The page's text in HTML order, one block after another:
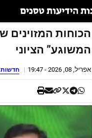
הכוחות המזוינים
המשוגע” הציוני
אפריל, 08, 2026 - 19:47 חדשות